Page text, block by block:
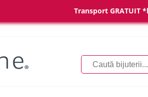
Transport GRATUIT